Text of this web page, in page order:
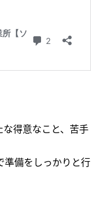
得意なこと、苦手
準備をしっかりと行